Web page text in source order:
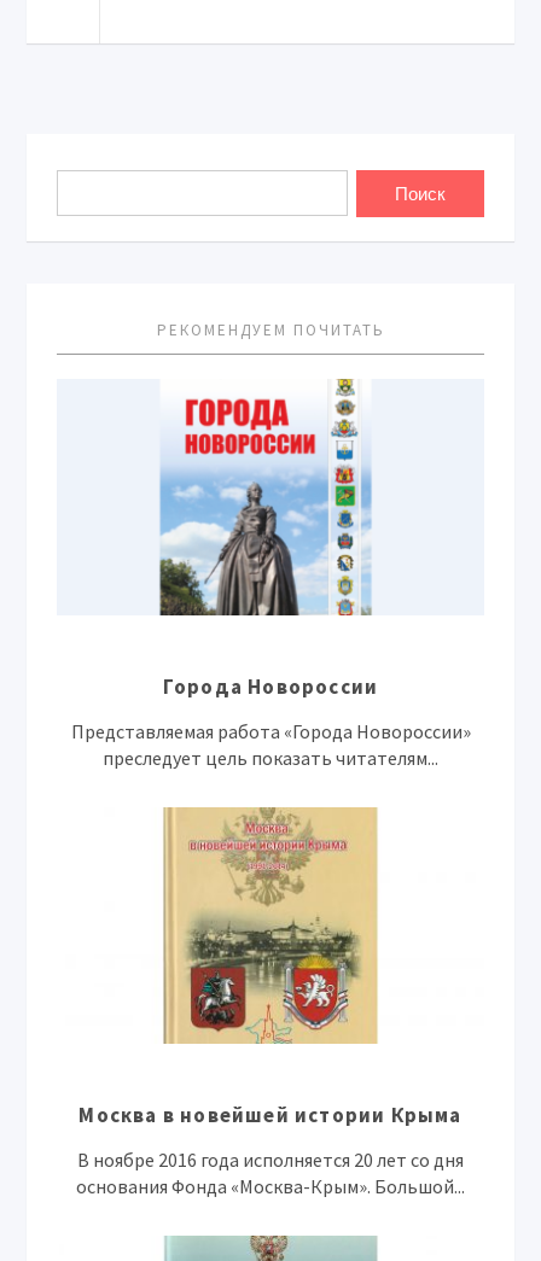
РЕКОМЕНДУЕМ ПОЧИТАТЬ
Города Новороссии
Представляемая работа «Города Новороссии»
преследует цель показать читателям...
Москва в новейшей истории Крыма
В ноябре 2016 года исполняется 20 лет со дня
основания Фонда «Москва-Крым». Большой...